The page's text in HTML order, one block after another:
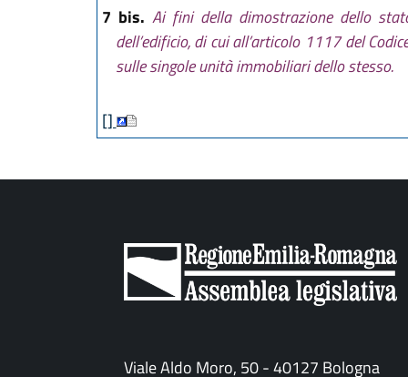
7 bis. Ai fini della dimostrazione dello
dell’edificio, di cui all’articolo 1117 del
sulle singole unità immobiliari dello stesso.
[]
Viale Aldo Moro, 50 - 40127 Bologna